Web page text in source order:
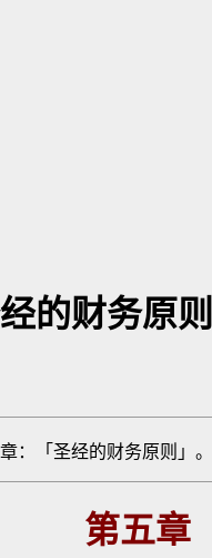
的财务原
「圣经的财务原则」。
第五章